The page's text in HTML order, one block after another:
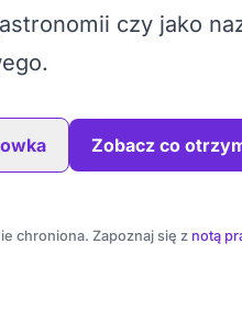
czy jako
Zobacz co
chroniona. Zapoznaj się z notą